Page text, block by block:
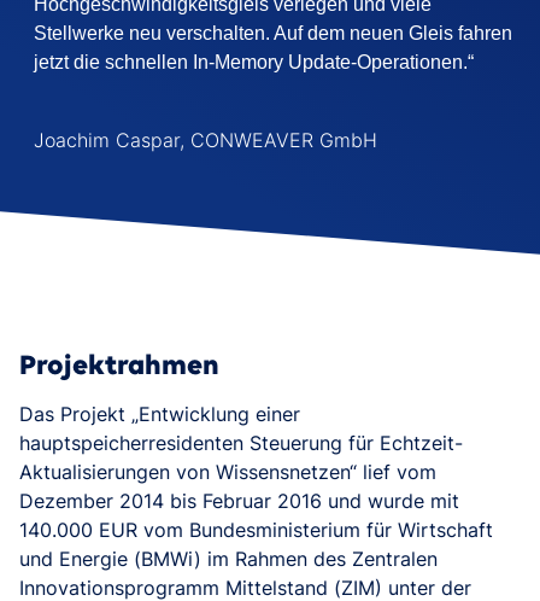
Hochgeschwindigkeitsgleis verlegen und viele
Stellwerke neu verschalten. Auf dem neuen Gleis fahren
jetzt die schnellen In-Memory Update-Operationen.“
Joachim Caspar, CONWEAVER GmbH
Projektrahmen
Das Projekt „Entwicklung einer
hauptspeicherresidenten Steuerung für Echtzeit-
Aktualisierungen von Wissensnetzen“ lief vom
Dezember 2014 bis Februar 2016 und wurde mit
140.000 EUR vom Bundesministerium für Wirtschaft
und Energie (BMWi) im Rahmen des Zentralen
Innovationsprogramm Mittelstand (ZIM) unter der